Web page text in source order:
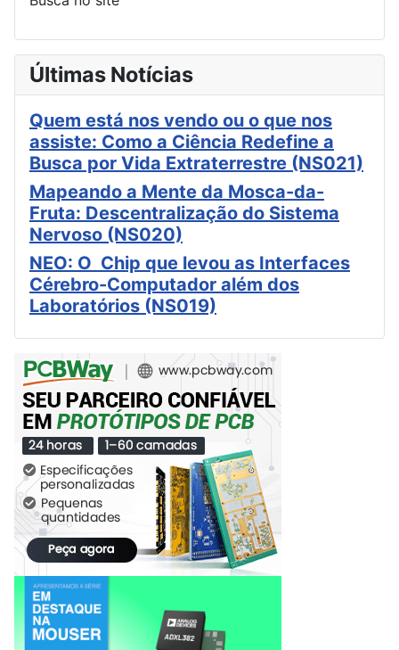
Últimas Notícias
Quem está nos vendo ou o que nos
assiste: Como a Ciência Redefine a
Busca por Vida Extraterrestre (NS021)
Mapeando a Mente da Mosca-da-
Fruta: Descentralização do Sistema
Nervoso (NS020)
NEO: O Chip que levou as Interfaces
Cérebro-Computador além dos
Laboratórios (NS019)